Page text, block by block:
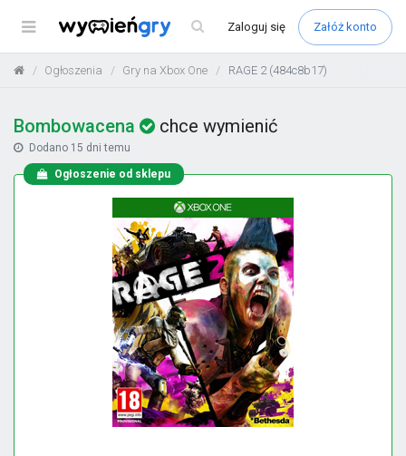
Menu Zaloguj się Załóż konto
Ogłoszenia Gry na Xbox One RAGE 2 (484c8b17)
Bombowacena chce wymienić
Dodano 15 dni temu
Ogłoszenie od sklepu